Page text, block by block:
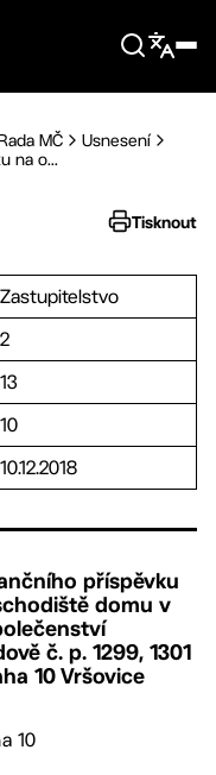
MČ
Usnesení
na o...
Tisknout
Zastupitelstvo
2
13
10
10.12.2018
příspěvku
domu v
č. p. 1299, 1301
10 Vršovice
10